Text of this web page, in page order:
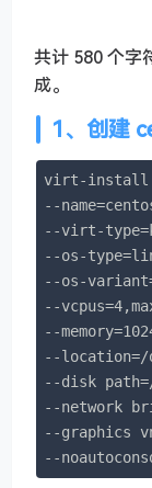
共计 580 个字
成。
1、创建
virt-
--
--virt-
--os-
--os-
--
--
--location=/
--disk
--network
--graphics
--